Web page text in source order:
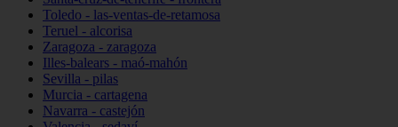
Toledo - las-ventas-de-retamosa
Teruel - alcorisa
Zaragoza - zaragoza
Illes-balears - maó-mahón
Sevilla - pilas
Murcia - cartagena
Navarra - castejón